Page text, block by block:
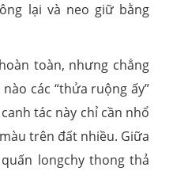
lại và neo giữ bằng
toàn, nhưng chẳng
các “thửa ruộng ấy”
tác này chỉ cần nhổ
trên đất nhiều. Giữa
longchy thong thả